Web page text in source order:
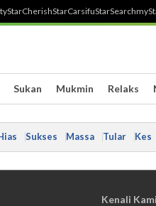
StarCherishStarCarsifuStarSearch
Sukan Mukmin Relaks
Sukses Massa Tular Kes
Kenali Kami